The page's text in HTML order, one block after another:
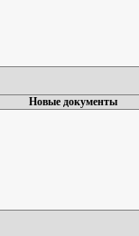
Новые документы